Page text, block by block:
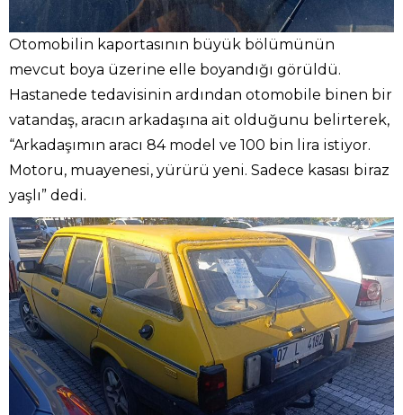
Otomobilin kaportasının büyük bölümünün
mevcut boya üzerine elle boyandığı görüldü.
Hastanede tedavisinin ardından otomobile binen bir
vatandaş, aracın arkadaşına ait olduğunu belirterek,
“Arkadaşımın aracı 84 model ve 100 bin lira istiyor.
Motoru, muayenesi, yürürü yeni. Sadece kasası biraz
yaşlı” dedi.